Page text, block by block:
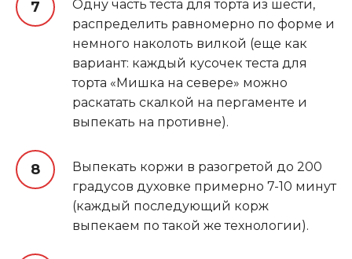
Одну часть теста для торта из шести,
распределить равномерно по форме и
немного наколоть вилкой (еще как
вариант: каждый кусочек теста для
торта «Мишка на севере» можно
раскатать скалкой на пергаменте и
выпекать на противне).
Выпекать коржи в разогретой до 200
градусов духовке примерно 7-10 минут
(каждый последующий корж
выпекаем по такой же технологии).